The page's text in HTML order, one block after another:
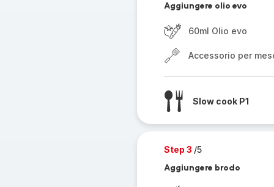
Aggiungere olio evo
60ml Olio evo
Accessorio per
Slow cook P1
Step 3 /5
Aggiungere brodo